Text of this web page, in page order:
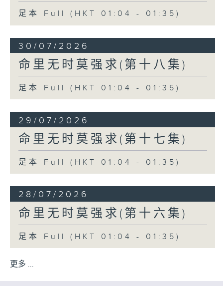
足本 Full (HKT 01:04 - 01:35)
30/07/2026
命里无时莫强求(第十八集)
足本 Full (HKT 01:04 - 01:35)
29/07/2026
命里无时莫强求(第十七集)
足本 Full (HKT 01:04 - 01:35)
28/07/2026
命里无时莫强求(第十六集)
足本 Full (HKT 01:04 - 01:35)
更多 ...